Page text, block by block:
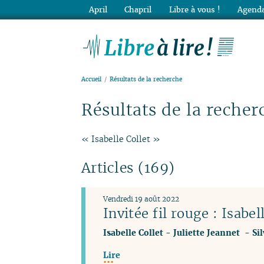
Accueil Résultats de la recherche
Résultats de la
« Isabelle Collet »
Articles (169)
Invitée fil rouge :
Vendredi 19 août 2022
Isabelle Collet- Juliette Jeannet -
Lire
April Chapril Libre à vous !